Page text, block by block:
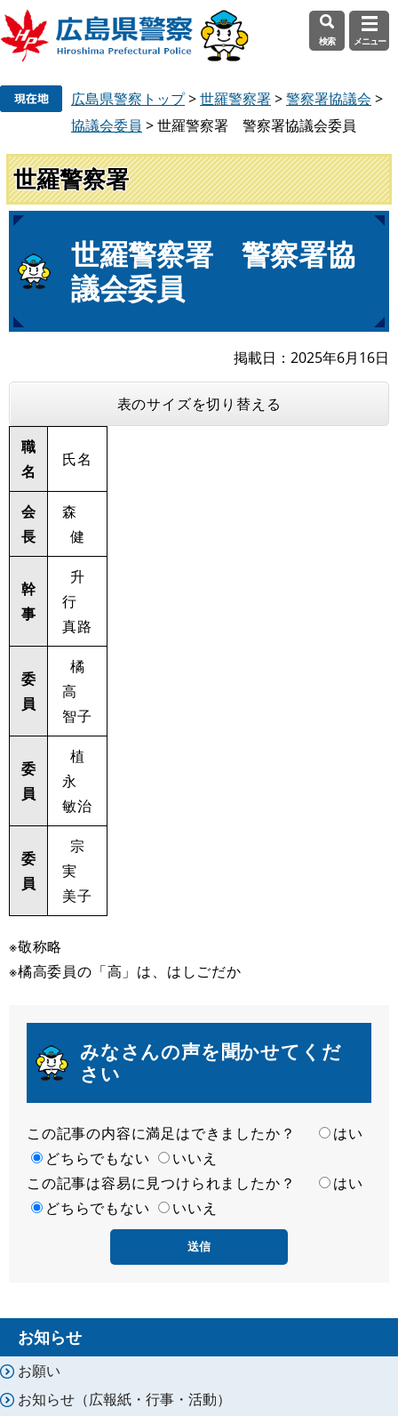
先
頭
で
す
を
飛
ば
し
へ
検索 メニュー
広島県警察トップ>世羅警察署>警察署協議会 >
協議会委員 >世羅警察署 警察署協議会委員
世羅警察署
文
世羅警察署 警察署協
議会委員
掲載日 2025年6月16日
表のサイズを切り替える
職
名
氏名
会
長
森
健
幹
事
升
行
真路
委
員
橘
高
智子
委
員
植
永
敏治
委
員
宗
実
美子
※敬称略
※橘高委員の「高」は、はしごだか
みなさんの声を聞かせてくだ
さい
満
足
度
この記事の内容に満足はできましたか？
はい
どちらでもない
いいえ
容
易
この記事は容易に見つけられましたか？
はい
どちらでもない
いいえ
お知らせ
お願い
お知らせ（広報紙・行事・活動）